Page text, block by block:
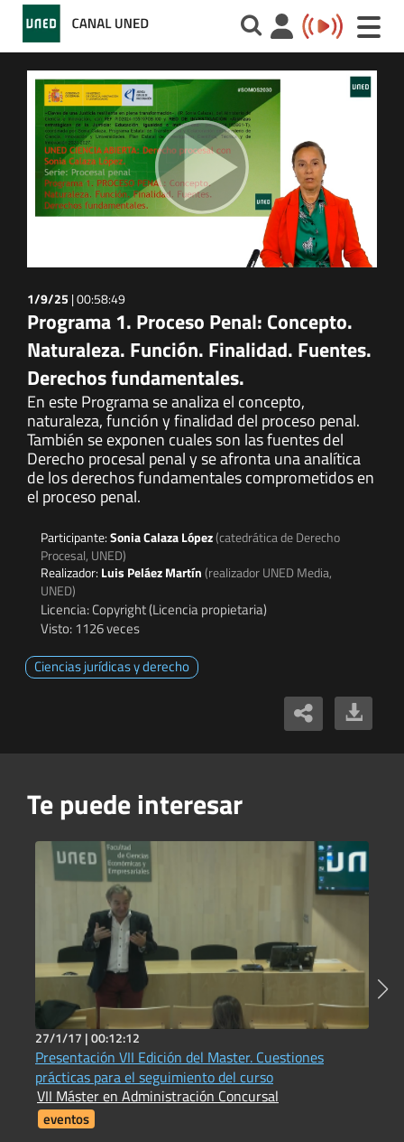
Toggle
1/9/25 |00:58:49
Programa 1. Proceso Penal: Concepto.
Naturaleza. Función. Finalidad. Fuentes.
Derechos fundamentales.
En este Programa se analiza el concepto,
naturaleza, función y finalidad del proceso penal.
También se exponen cuales son las fuentes del
Derecho procesal penal y se afronta una analítica
de los derechos fundamentales comprometidos en
el proceso penal.
Participante:Sonia Calaza López(catedrática de Derecho
Procesal, UNED)
Realizador: Luis Peláez Martín(realizador UNED Media,
UNED)
Licencia: Copyright (Licencia propietaria)
Visto: 1126 veces
Ciencias jurídicas y derecho
Te puede interesar
27/1/17 |00:12:12
Presentación VII Edición del Master. Cuestiones
prácticas para el seguimiento del curso
VII Máster en Administración Concursal
eventos